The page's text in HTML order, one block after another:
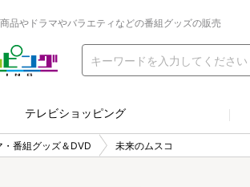
品やドラマやバラエティなどの番組グッズの販売
テレビショッピング
・番組グッズ＆DVD 未来のムスコ